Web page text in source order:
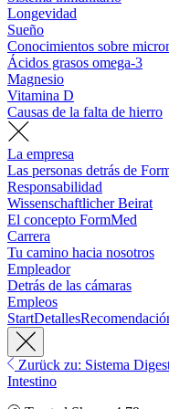
Longevidad
Sueño
Conocimientos sobre
Ácidos grasos omega-3
Magnesio
Vitamina D
Causas de la falta de hierro
La empresa
Las personas detrás de
Responsabilidad
Wissenschaftlicher Beirat
El concepto FormMed
Carrera
Tu camino hacia nosotros
Empleador
Detrás de las cámaras
Empleos
StartDetalles
Zurück zu: Sistema
Intestino